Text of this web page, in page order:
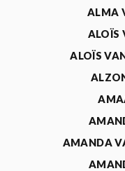
ALMA
ALOÏS
ALOÏS
AMANDA